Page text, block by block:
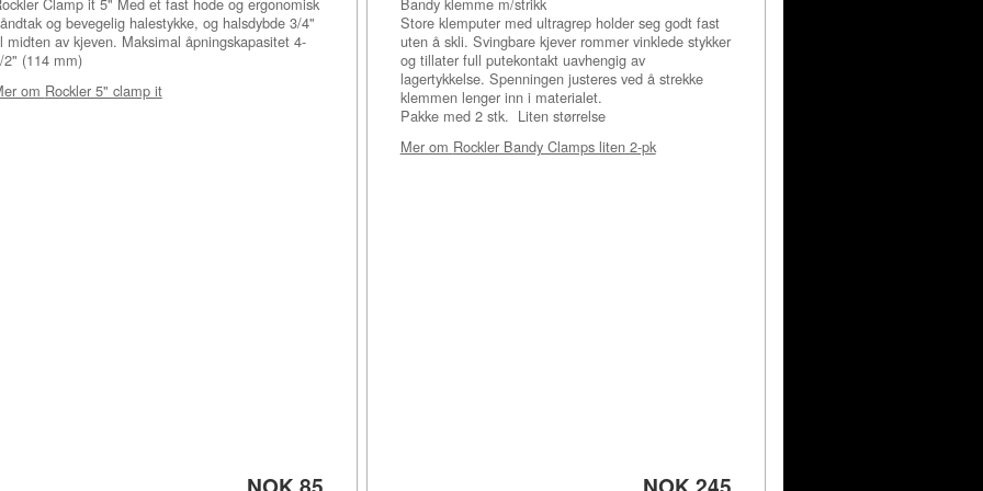
og bevegelig halestykke, og halsdybde 3/4"
midten av kjeven. Maksimal åpningskapasitet 4-
2" (114 mm)
om Rockler 5" clamp it
Store klemputer med ultragrep holder seg godt fast
uten å skli. Svingbare kjever rommer vinklede stykker
og tillater full putekontakt uavhengig av
lagertykkelse. Spenningen justeres ved å strekke
klemmen lenger inn i materialet.
Pakke med 2 stk. Liten størrelse
Mer om Rockler Bandy Clamps liten 2-pk